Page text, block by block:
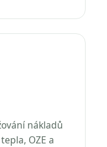
nákladů
OZE a